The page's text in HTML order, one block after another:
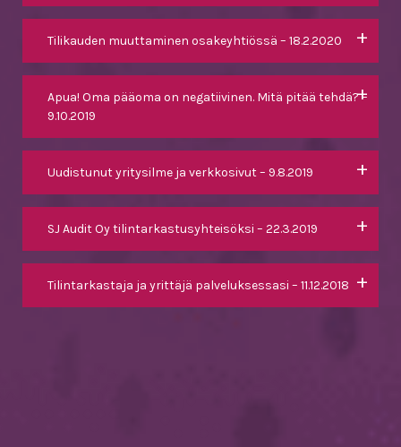
Tilikauden muuttaminen osakeyhtiössä – 18.2.2020
Apua! Oma pääoma on negatiivinen. Mitä pitää tehdä?–
9.10.2019
Uudistunut yritysilme ja verkkosivut– 9.8.2019
SJ Audit Oy tilintarkastusyhteisöksi – 22.3.2019
Tilintarkastaja ja yrittäjä palveluksessasi – 11.12.2018